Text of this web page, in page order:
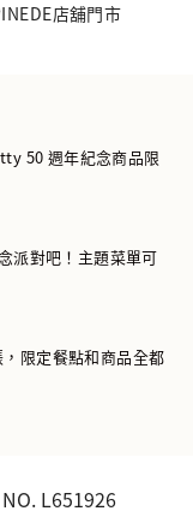
店舖門市
50 週年紀念商品限
派對吧！主題菜單可
，限定餐點和商品全都
L651926